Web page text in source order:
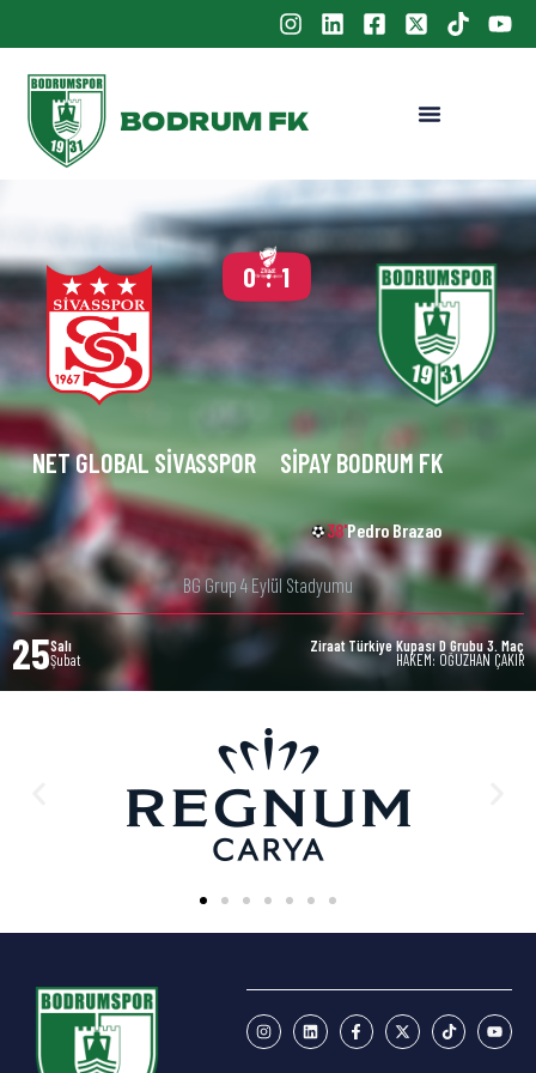
NET GLOBAL SIVASSPOR
0 : 1
SIPAY BODRUM FK
BG Grup 4 Eylül Stadyumu
Pedro Brazao
38'
25Salı
Şubat
Ziraat Türkiye Kupası D Grubu 3. Maç
HAKEM: OĞUZHAN ÇAKIR